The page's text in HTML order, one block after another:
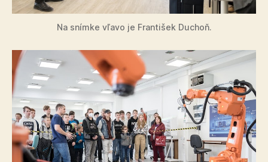
Na snímke vľavo je František Duchoň.